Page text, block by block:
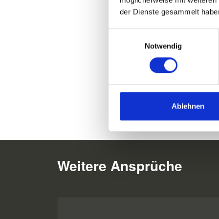
der Dienste gesammelt
Notwendig
Ablehnen
Weitere Ansprüche